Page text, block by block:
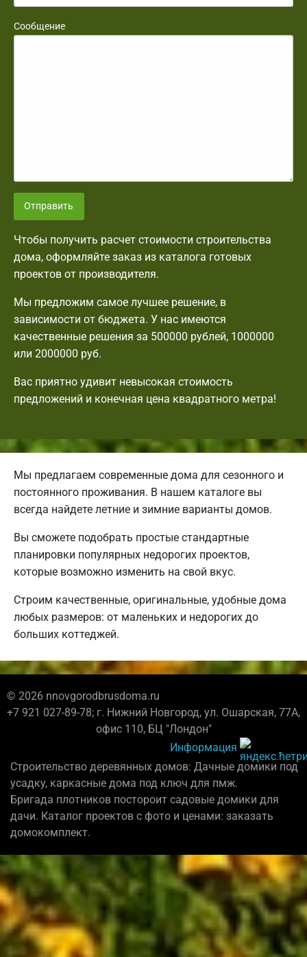
Сообщение
Отправить
Чтобы получить расчет стоимости строительства
дома, оформляйте заказ из каталога готовых
проектов от производителя.
Мы предложим самое лучшее решение, в
зависимости от бюджета. У нас имеются
качественные решения за 500000 рублей, 1000000
или 2000000 руб.
Вас приятно удивит невысокая стоимость
предложений и конечная цена квадратного метра!
Мы предлагаем современные дома для сезонного и
постоянного проживания. В нашем каталоге вы
всегда найдете летние и зимние варианты домов.
Вы сможете подобрать простые стандартные
планировки популярных недорогих проектов,
которые возможно изменить на свой вкус.
Строим качественные, оригинальные, удобные дома
любых размеров: от маленьких и недорогих до
больших коттеджей.
© 2026 nnovgorodbrusdoma.ru
+7 921 027-89-78; г. Нижний Новгород, ул. Ошарская, 77А,
офис 110, БЦ "Лондон"
Информация
Строительство деревянных домов: Дачные домики под
усадку, каркасные дома под ключ для пмж.
Бригада плотников постороит садовые домики для
дачи. Каталог проектов с фото и ценами: заказать
домокомплект.